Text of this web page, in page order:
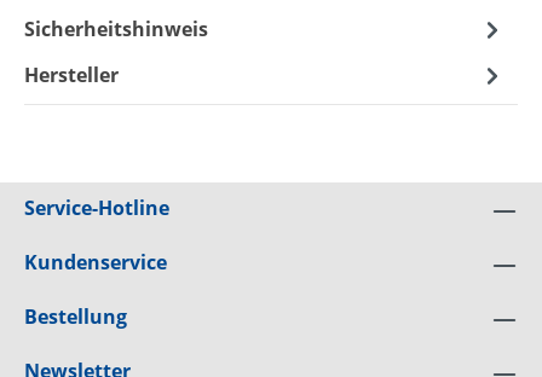
Sicherheitshinweis
Hersteller
Service-Hotline
Kundenservice
Bestellung
Newsletter